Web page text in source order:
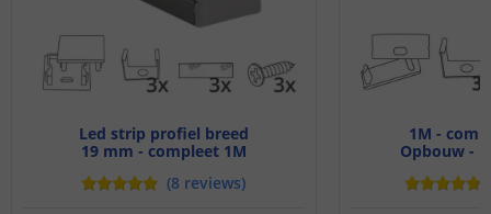
Led strip profiel breed
19 mm - compleet 1M
(8 reviews)
1M -
Opbouw -